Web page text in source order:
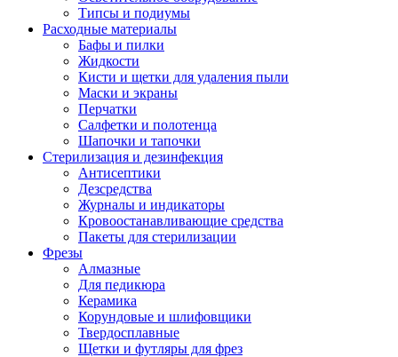
Типсы и подиумы
Расходные материалы
Бафы и пилки
Жидкости
Кисти и щетки для удаления пыли
Маски и экраны
Перчатки
Салфетки и полотенца
Шапочки и тапочки
Стерилизация и дезинфекция
Антисептики
Дезсредства
Журналы и индикаторы
Кровоостанавливающие средства
Пакеты для стерилизации
Фрезы
Алмазные
Для педикюра
Керамика
Корундовые и шлифовщики
Твердосплавные
Щетки и футляры для фрез